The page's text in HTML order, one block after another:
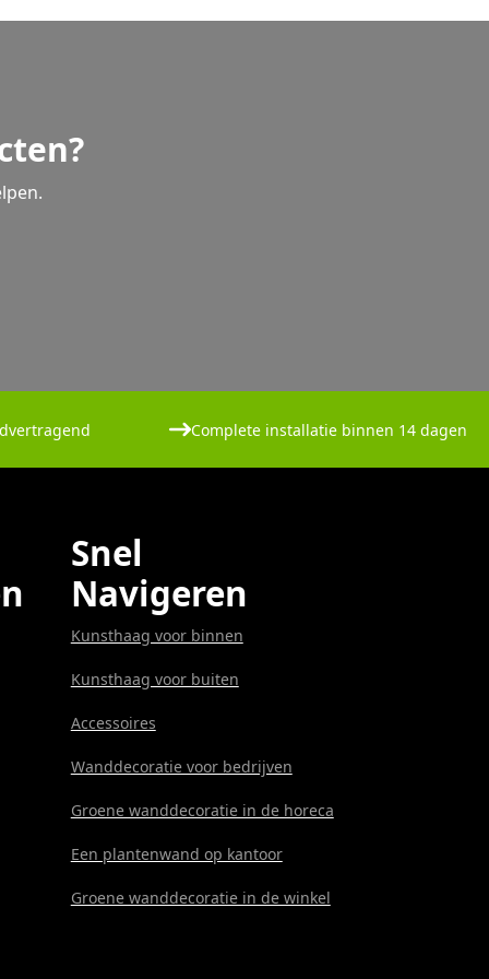
Complete installatie binnen 14 dagen
Snel
Navigeren
Kunsthaag voor binnen
Kunsthaag voor buiten
Accessoires
Wanddecoratie voor bedrijven
Groene wanddecoratie in de horeca
Een plantenwand op kantoor
Groene wanddecoratie in de winkel